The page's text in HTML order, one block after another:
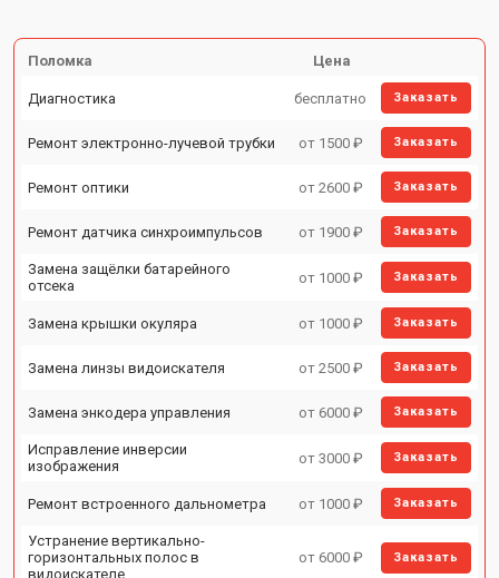
Поломка Цена
Диагностика бесплатно Заказать
Ремонт электронно-лучевой трубки от 1500 ₽ Заказать
Ремонт оптики от 2600 ₽ Заказать
Ремонт датчика синхроимпульсов от 1900 ₽ Заказать
Замена защёлки батарейного
отсека
от 1000 ₽ Заказать
Замена крышки окуляра от 1000 ₽ Заказать
Замена линзы видоискателя от 2500 ₽ Заказать
Замена энкодера управления от 6000 ₽ Заказать
Исправление инверсии
изображения
от 3000 ₽ Заказать
Ремонт встроенного дальнометра от 1000 ₽ Заказать
Устранение вертикально-
горизонтальных полос в
видоискателе
от 6000 ₽ Заказать